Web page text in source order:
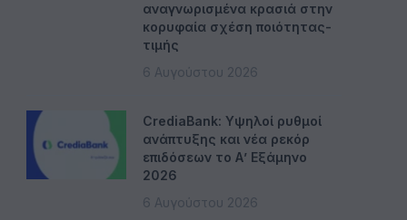
αναγνωρισμένα κρασιά στην
κορυφαία σχέση ποιότητας-
τιμής
6 Αυγούστου 2026
CrediaBank: Υψηλοί ρυθμοί
ανάπτυξης και νέα ρεκόρ
επιδόσεων το Α’ Εξάμηνο
2026
6 Αυγούστου 2026